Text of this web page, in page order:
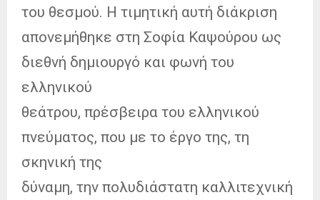
του θεσμού. Η τιμητική αυτή διάκριση
απονεμήθηκε στη Σοφία Καψούρου ως
διεθνή δημιουργό και φωνή του
ελληνικού
θεάτρου, πρέσβειρα του ελληνικού
πνεύματος, που με το έργο της, τη
σκηνική της
δύναμη, την πολυδιάστατη καλλιτεχνική